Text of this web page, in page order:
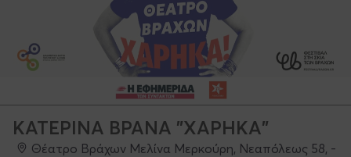
ΚΑΤΕΡΙΝΑ ΒΡΑΝΑ "ΧΑΡΗΚΑ"
Θέατρο Βράχων Μελίνα Μερκούρη, Νεαπόλεως 58, -